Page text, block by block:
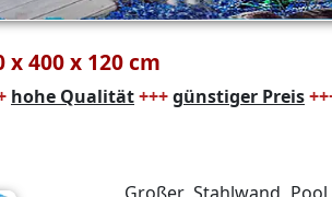
400 x 120 cm
hohe Qualität+++günstiger Preis